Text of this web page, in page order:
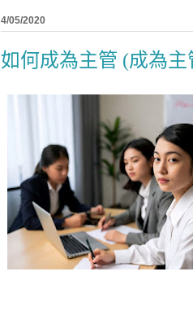
4/05/2020
如何成為主管 (成為主